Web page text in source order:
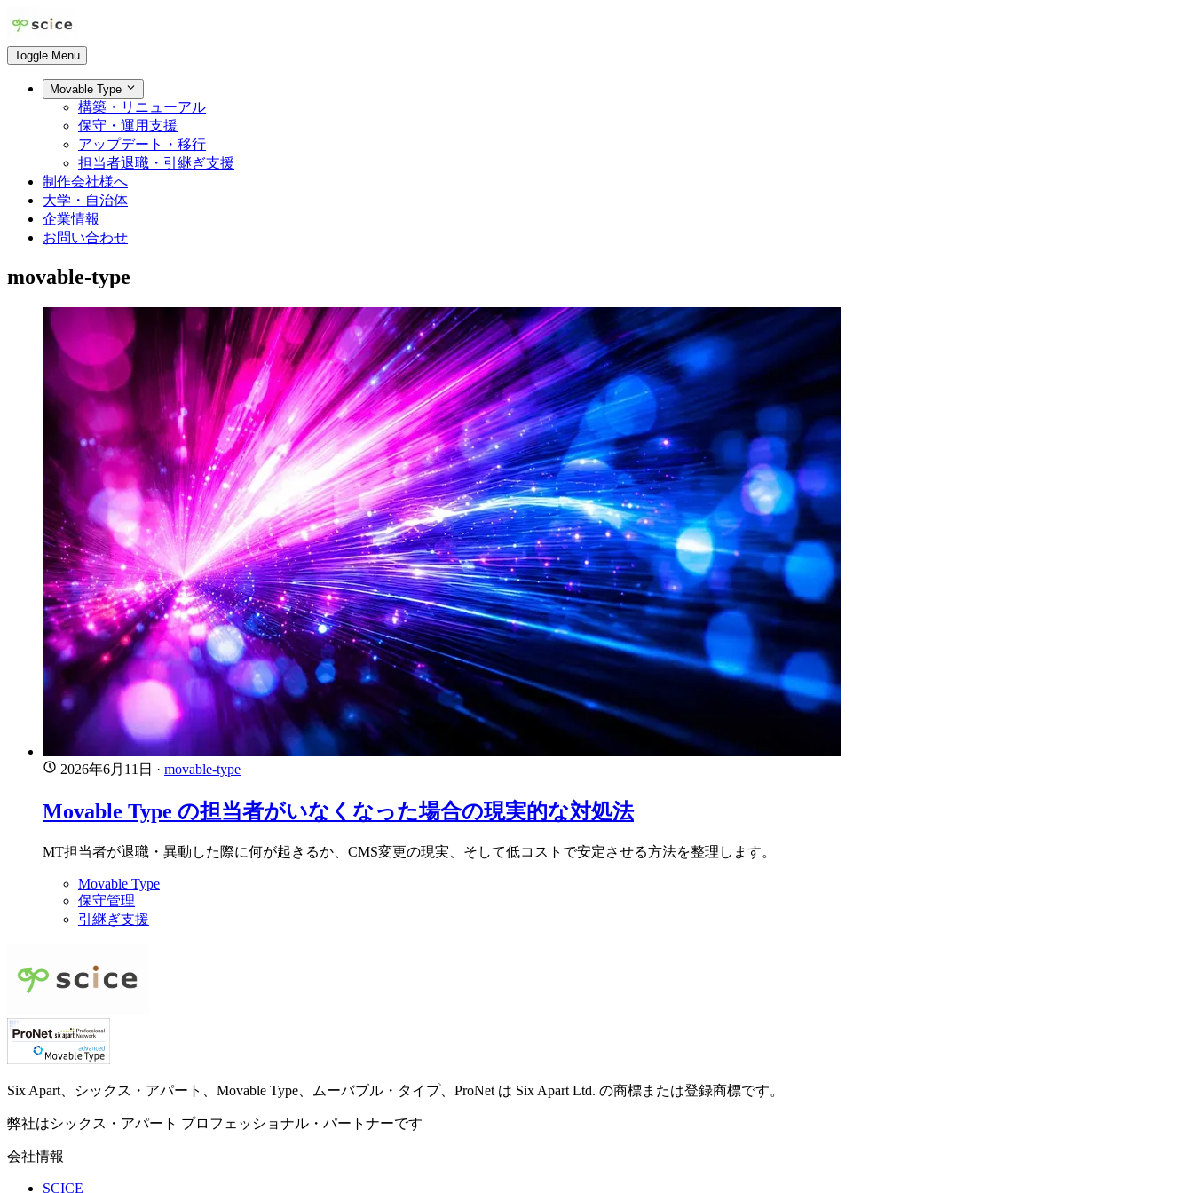
Toggle Menu
Movable Type
構築・リニューアル
保守・運用支援
アップデート・移行
担当者退職・引継ぎ支援
制作会社様へ
大学・自治体
企業情報
お問い合わせ
movable-type
2026年6月11日 · movable-type
Movable Type の担当者がいなくなった場合の現実的な対処法
MT担当者が退職・異動した際に何が起きるか、CMS変更の現実、そして低コストで安定させる方法を整理します。
Movable Type
保守管理
引継ぎ支援
Six Apart、シックス・アパート、Movable Type、ムーバブル・タイプ、ProNet は Six Apart Ltd. の商標または登録商標です。
弊社はシックス・アパート プロフェッショナル・パートナーです
会社情報
SCICE